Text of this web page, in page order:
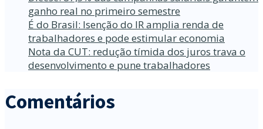
ganho real no primeiro semestre
É do Brasil: Isenção do IR amplia renda de
trabalhadores e pode estimular economia
Nota da CUT: redução tímida dos juros trava o
desenvolvimento e pune trabalhadores
Comentários